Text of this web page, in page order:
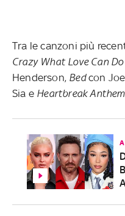
Tra le canzoni più
Crazy What Love Can Do
Henderson, Bedcon
Sia e Heartbreak Anthem